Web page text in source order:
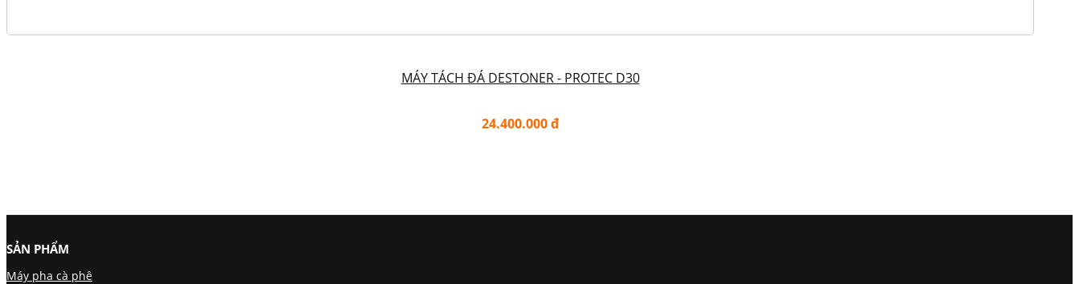
MÁY TÁCH ĐÁ DESTONER - PROTEC D30
24.400.000 đ
SẢN PHẨM
Máy pha cà phê